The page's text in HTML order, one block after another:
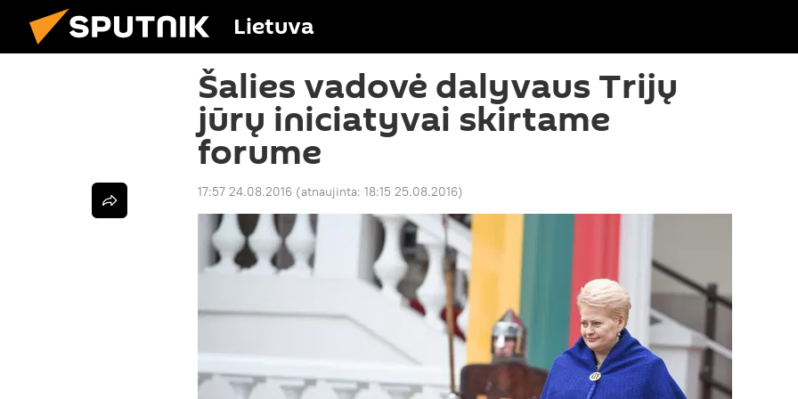
Lietuva
Šalies vadovė dalyvaus Trijų
jūrų iniciatyvai skirtame
forume
17:57 24.08.2016 (atnaujinta: 18:15 25.08.2016)